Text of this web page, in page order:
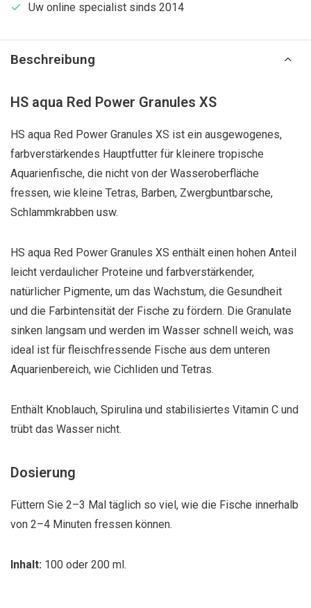
Uw online specialist sinds 2014
Beschreibung
HS aqua Red Power Granules XS
HS aqua Red Power Granules XS ist ein ausgewogenes,
farbverstärkendes Hauptfutter für kleinere tropische
Aquarienfische, die nicht von der Wasseroberfläche
fressen, wie kleine Tetras, Barben, Zwergbuntbarsche,
Schlammkrabben usw.
HS aqua Red Power Granules XS enthält einen hohen Anteil
leicht verdaulicher Proteine und farbverstärkender,
natürlicher Pigmente, um das Wachstum, die Gesundheit
und die Farbintensität der Fische zu fördern. Die Granulate
sinken langsam und werden im Wasser schnell weich, was
ideal ist für fleischfressende Fische aus dem unteren
Aquarienbereich, wie Cichliden und Tetras.
Enthält Knoblauch, Spirulina und stabilisiertes Vitamin C und
trübt das Wasser nicht.
Dosierung
Füttern Sie 2–3 Mal täglich so viel, wie die Fische innerhalb
von 2–4 Minuten fressen können.
Inhalt: 100 oder 200 ml.